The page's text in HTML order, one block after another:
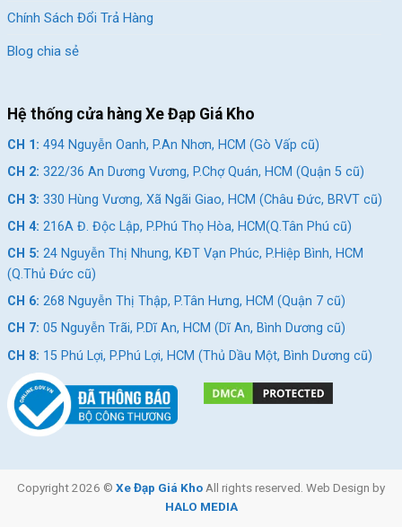
Chính Sách Đổi Trả Hàng
Blog chia sẻ
Hệ thống cửa hàng Xe Đạp Giá Kho
CH 1: 494 Nguyễn Oanh, P.An Nhơn, HCM (Gò Vấp cũ)
CH 2: 322/36 An Dương Vương, P.Chợ Quán, HCM (Quận 5 cũ)
CH 3: 330 Hùng Vương, Xã Ngãi Giao, HCM (Châu Đức, BRVT cũ)
CH 4: 216A Đ. Độc Lập, P.Phú Thọ Hòa, HCM(Q.Tân Phú cũ)
CH 5: 24 Nguyễn Thị Nhung, KĐT Vạn Phúc, P.Hiệp Bình, HCM
(Q.Thủ Đức cũ)
CH 6: 268 Nguyễn Thị Thập, P.Tân Hưng, HCM (Quận 7 cũ)
CH 7: 05 Nguyễn Trãi, P.Dĩ An, HCM (Dĩ An, Bình Dương cũ)
CH 8: 15 Phú Lợi, P.Phú Lợi, HCM (Thủ Dầu Một, Bình Dương cũ)
Copyright 2026 © Xe Đạp Giá Kho All rights reserved. Web Design by
HALO MEDIA